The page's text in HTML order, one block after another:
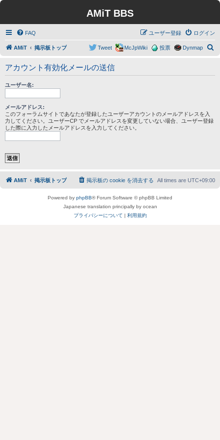
AMiT BBS
FAQ ログイン
ユーザー登録
AMiT 掲示板トップ Dynmap
投票
McJpWiki
Tweet
アカウント有効化メールの送信
ユーザー名:
メールアドレス:
このフォーラムサイトであなたが登録したユーザーアカウントのメールアドレスを入
力してください。ユーザーCP でメールアドレスを変更していない場合、ユーザー登録
した際に入力したメールアドレスを入力してください。
AMiT 掲示板トップ All times are UTC+09:00
掲示板の cookie を消去する
Powered by phpBB® Forum Software © phpBB Limited
Japanese translation principally by ocean
プライバシーについて | 利用規約